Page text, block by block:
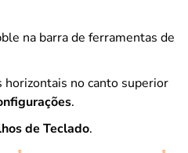
na barra de ferramentas de
no canto superior
.
de Teclado.